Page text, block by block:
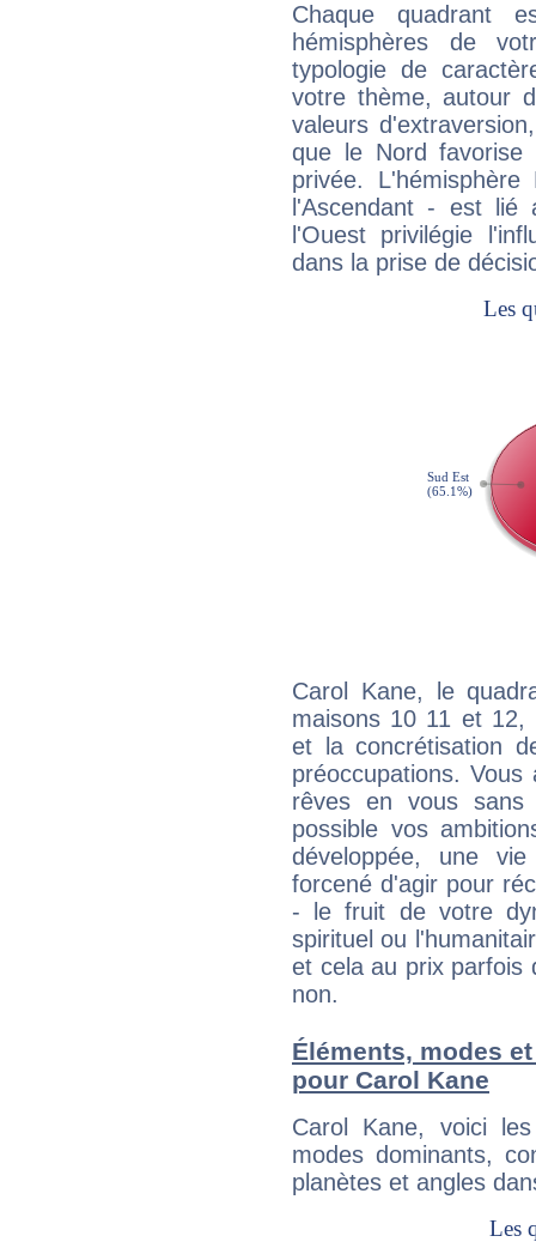
Chaque quadrant
hémisphères de
typologie de
votre thème, autour
valeurs
que le Nord favorise
privée.
l'Ascendant - est
l'Ouest privilégie
dans la prise de
Carol Kane, le
maisons 10 11 et 12,
et la concrétisation
préoccupations.
rêves en vous sans
possible vos
développée, une
forcené d'agir pour
- le fruit de votre
spirituel ou
et cela au prix parfois
non.
Éléments, modes
pour Carol Kane
Carol Kane, voici
modes dominants,
planètes et angles